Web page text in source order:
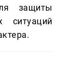
защиты
ситуаций